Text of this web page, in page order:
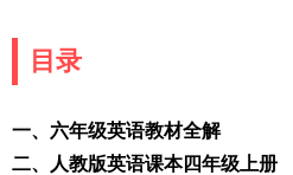
目录
一、六年级英语教材全解
二、人教版英语课本四年级上册